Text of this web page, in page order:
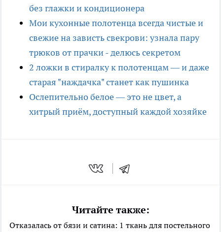
без глажки и кондиционера
Мои кухонные полотенца всегда чистые и
свежие на зависть свекрови: узнала пару
трюков от прачки - делюсь секретом
2 ложки в стиралку к полотенцам — и даже
старая "наждачка" станет как пушинка
Ослепительно белое — это не цвет, а
хитрый приём, доступный каждой хозяйке
Читайте также:
Отказалась от бязи и сатина: 1 ткань для постельного